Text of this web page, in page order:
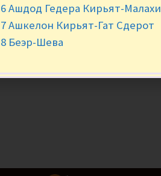
6 Ашдод Гедера Кирьят-Малахи
7 Ашкелон Кирьят-Гат Сдерот
8 Беэр-Шева